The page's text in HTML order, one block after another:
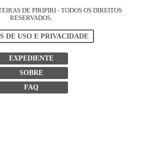
DE PIRIPIRI - TODOS OS DIREITOS
RESERVADOS.
DE USO E PRIVACIDADE
EXPEDIENTE
SOBRE
FAQ